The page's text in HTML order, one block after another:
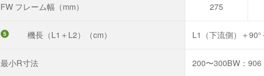
FW フレーム幅（mm） 275
機長（L1＋L2）（cm） L1（下流側）＋
最小R寸法 200〜300BW：